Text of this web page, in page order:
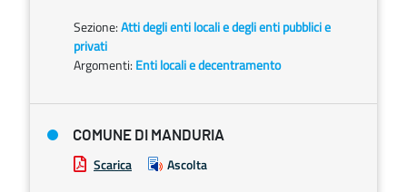
Sezione:Atti degli enti locali e degli enti pubblici e
privati
Argomenti: Enti locali e decentramento
COMUNE DI MANDURIA
Scarica Ascolta